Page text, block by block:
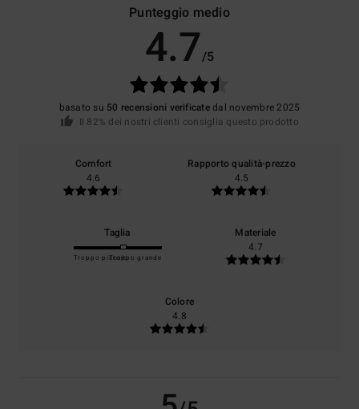
Punteggio medio
4.7/5
basato su 50 recensioni verificatedal novembre 2025
Il 82% dei nostri clienti consiglia questo prodotto
Comfort
4.6
Rapporto qualità-prezzo
4.5
Taglia
Troppo piccoloTroppo grande
Materiale
4.7
Colore
4.8